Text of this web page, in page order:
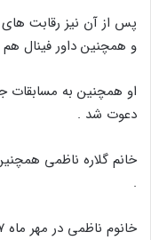
پس از آن نیز رقابت
و همچنین داور فینال هم
او همچنین به مسابقات
دعوت شد .
خانم گلاره ناظمی
.